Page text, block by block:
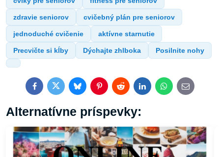
zdravie seniorov cvičebný plán pre seniorov
jednoduché cvičenie aktívne starnutie
Precvičte si kĺby Dýchajte zhlboka Posilnite nohy
FacebookTwitterBlueskyPinterestRedditLinkedInWhatsApp
E-
mail
Alternatívne príspevky: